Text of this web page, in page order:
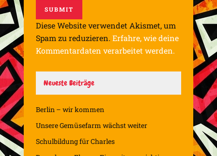
Diese Website verwendet Akismet, um
Spam zu reduzieren. Erfahre, wie deine
Kommentardaten verarbeitet werden.
Neueste Beiträge
Berlin – wir kommen
Unsere Gemüsefarm wächst weiter
Schulbildung für Charles